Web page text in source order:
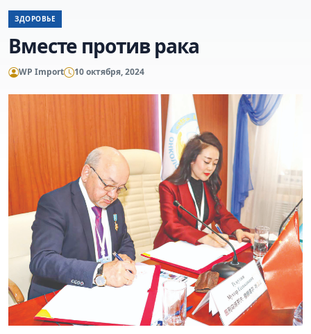
ЗДОРОВЬЕ
Вместе против рака
WP Import 10 октября, 2024